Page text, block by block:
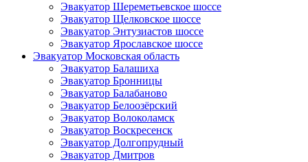
Эвакуатор Шереметьевское шоссе
Эвакуатор Щелковское шоссе
Эвакуатор Энтузиастов шоссе
Эвакуатор Ярославское шоссе
Эвакуатор Московская область
Эвакуатор Балашиха
Эвакуатор Бронницы
Эвакуатор Балабаново
Эвакуатор Белоозёрский
Эвакуатор Волоколамск
Эвакуатор Воскресенск
Эвакуатор Долгопрудный
Эвакуатор Дмитров